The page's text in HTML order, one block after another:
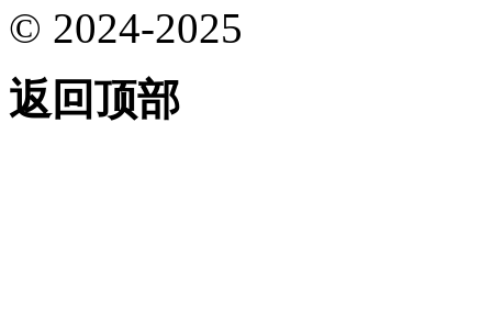
© 2024-2025
返回顶部